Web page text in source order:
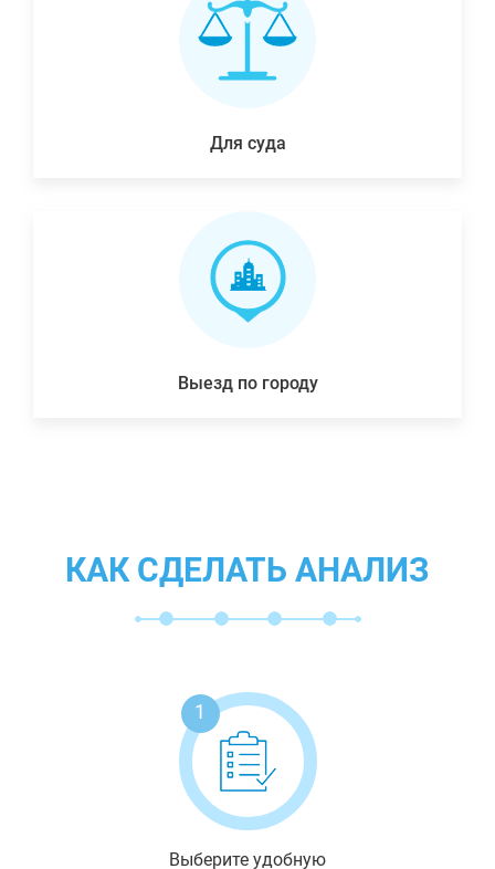
Для суда
Выезд по городу
КАК СДЕЛАТЬ АНАЛИЗ
1
Выберите удобную